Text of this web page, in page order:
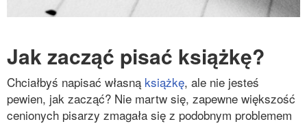
Jak zacząć pisać książkę?
Chciałbyś napisać własną książkę, ale nie jesteś
pewien, jak zacząć? Nie martw się, zapewne większość
cenionych pisarzy zmagała się z podobnym problemem